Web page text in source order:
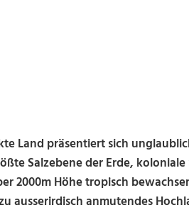
Land präsentiert sich
Salzebene der Erde,
2000m Höhe tropisch
ausserirdisch anmutendes